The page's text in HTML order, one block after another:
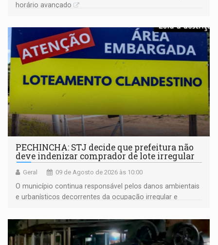
horário avançado
PECHINCHA: STJ decide que prefeitura não
deve indenizar comprador de lote irregular
Geral 09 de Agosto de 2026 às 10:00
O município continua responsável pelos danos ambientais
e urbanísticos decorrentes da ocupação irregular e